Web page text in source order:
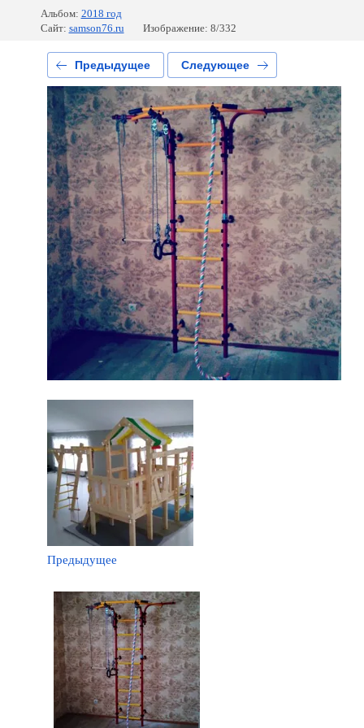
Альбом: 2018 год
Сайт: samson76.ru Изображение: 8/332
Предыдущее Следующее
Предыдущее